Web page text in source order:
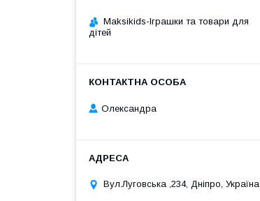
Maksikids-Іграшки та товари для
дітей
Олександра
Вул.Луговська ,234, Дніпро, Україна